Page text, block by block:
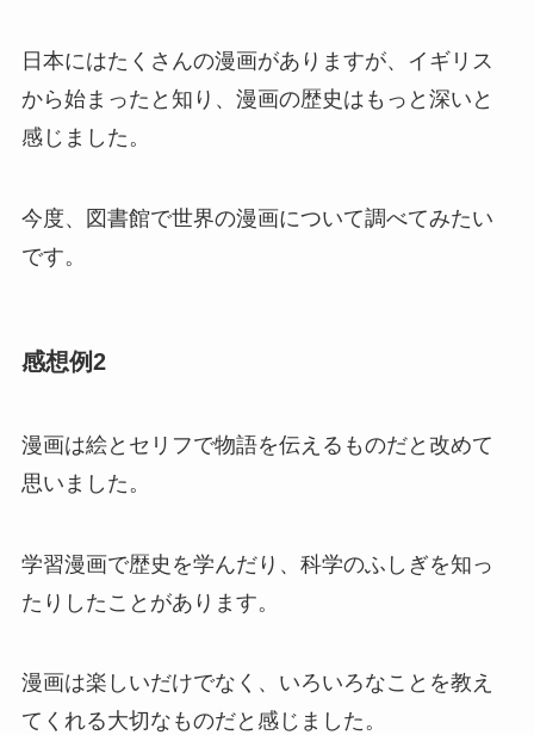
日本にはたくさんの漫画がありますが、イギリス
から始まったと知り、漫画の歴史はもっと深いと
感じました。
今度、図書館で世界の漫画について調べてみたい
です。
感想例2
漫画は絵とセリフで物語を伝えるものだと改めて
思いました。
学習漫画で歴史を学んだり、科学のふしぎを知っ
たりしたことがあります。
漫画は楽しいだけでなく、いろいろなことを教え
てくれる大切なものだと感じました。